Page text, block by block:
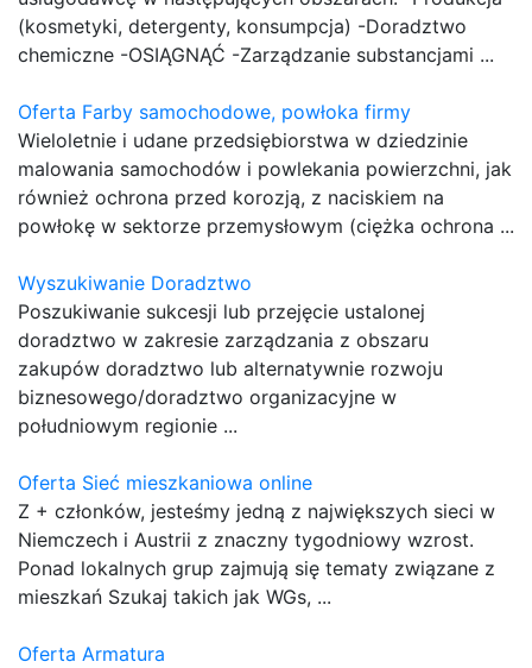
(kosmetyki, detergenty, konsumpcja) -Doradztwo
chemiczne -OSIĄGNĄĆ -Zarządzanie substancjami ...
Oferta Farby samochodowe, powłoka firmy
Wieloletnie i udane przedsiębiorstwa w dziedzinie
malowania samochodów i powlekania powierzchni, jak
również ochrona przed korozją, z naciskiem na
powłokę w sektorze przemysłowym (ciężka ochrona ...
Wyszukiwanie Doradztwo
Poszukiwanie sukcesji lub przejęcie ustalonej
doradztwo w zakresie zarządzania z obszaru
zakupów doradztwo lub alternatywnie rozwoju
biznesowego/doradztwo organizacyjne w
południowym regionie ...
Oferta Sieć mieszkaniowa online
Z + członków, jesteśmy jedną z największych sieci w
Niemczech i Austrii z znaczny tygodniowy wzrost.
Ponad lokalnych grup zajmują się tematy związane z
mieszkań Szukaj takich jak WGs, ...
Oferta Armatura